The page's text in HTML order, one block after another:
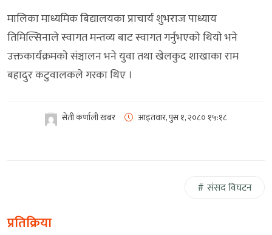
मालिका माध्यमिक बिद्यालयका प्राचार्य शुभराज पाध्याय
तिमिल्सिनाले स्वागत मन्तव्य बाट स्वागत गर्नुभएकाे थियाे भने
उक्तकार्यक्रमकाे संञ्चालन भने युवा तथा खेलकुद शाखाका राम
बहादुर कटुवालकले गरका थिए ।
सेती कर्णाली खबर आइतवार, पुस १, २०८० १५:१८
संसद विघटन
प्रतिक्रिया